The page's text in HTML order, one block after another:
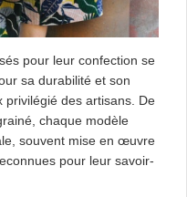
pour leur confection se
sa durabilité et son
privilégié des artisans. De
chaque modèle
souvent mise en œuvre
pour leur savoir-